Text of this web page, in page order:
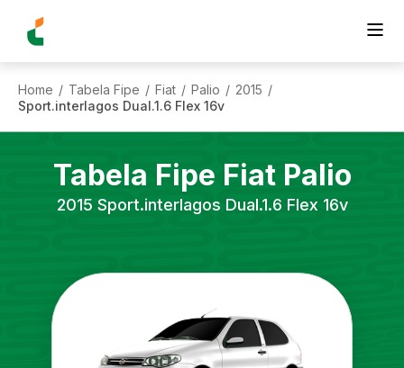
Home / Tabela Fipe / Fiat / Palio / 2015 /
Sport.interlagos Dual.1.6 Flex 16v
Tabela Fipe Fiat Palio
2015 Sport.interlagos Dual.1.6 Flex 16v